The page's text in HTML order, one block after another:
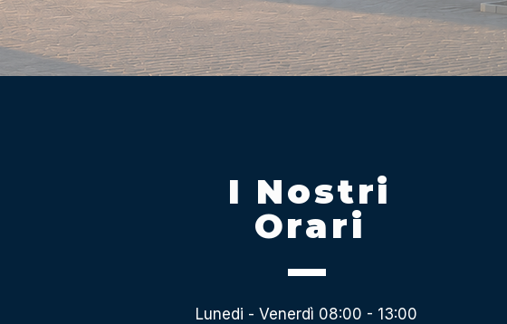
I Nostri
Orari
Lunedi - Venerdì 08:00 - 13:00